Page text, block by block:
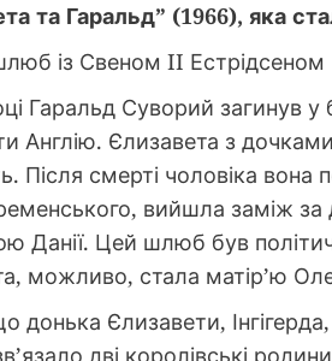
та Гаральд” (1966), яка
із Свеном II Естрідсеном
Гаральд Суворий загинув
Англію. Єлизавета з
Після смерті чоловіка
вийшла заміж за
Данії. Цей шлюб був
можливо, стала матір’ю
донька Єлизавети,